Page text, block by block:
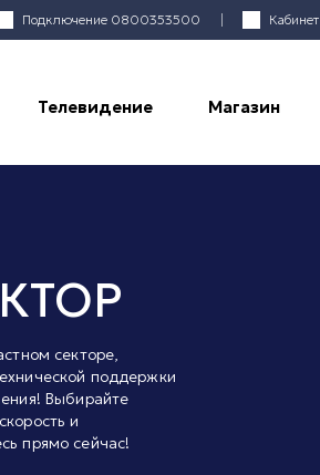
Подключение 0800353500 Кабинет
Телевидение Магазин
секторе,
поддержки
Выбирайте
и
прямо сейчас!